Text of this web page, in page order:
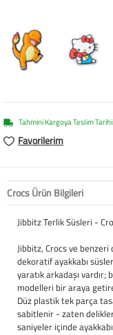
Tahmini Kargoya Teslim Tarihi:
Favorilerim
Crocs Ürün Bilgileri
Jibbitz Terlik Süsleri -
Jibbitz, Crocs ve
dekoratif ayakkabı
yaratık arkadaşı vardır;
modelleri bir araya
Düz plastik tek parça
sabitlenir - zaten
saniyeler içinde